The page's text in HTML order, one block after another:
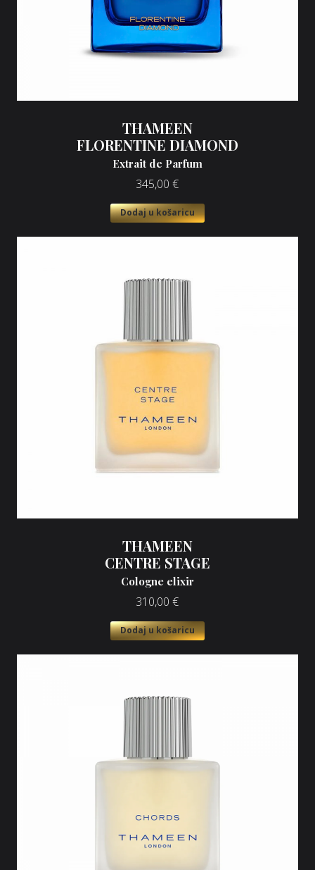
THAMEEN
FLORENTINE DIAMOND
Extrait de Parfum
345,00 €
Dodaj u košaricu
THAMEEN
CENTRE STAGE
Cologne elixir
310,00 €
Dodaj u košaricu